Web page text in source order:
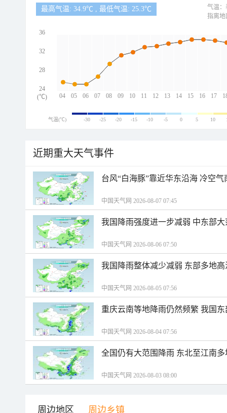
最高气温: 34.9℃ , 最低气温: 25.3℃
04 05 06 07 08 09 10 11 12 13 14 15 16 17
36
32
28
24
(℃)
气温：
指离地
气温(℃) -30 -25 -20 -15 -10 -5 0 5 10
近期重大天气事件
台风“白海豚”靠近华东沿海 冷空
中国天气网 2026-08-07 07:45
我国降雨强度进一步减弱 中东部
中国天气网 2026-08-06 07:50
我国降雨整体减少减弱 东部多地
中国天气网 2026-08-05 07:56
重庆云南等地降雨仍然频繁 我国
中国天气网 2026-08-04 07:56
全国仍有大范围降雨 东北至江南
中国天气网 2026-08-03 08:00
周边地区 周边乡镇